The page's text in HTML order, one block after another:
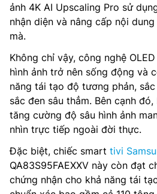
ảnh 4K AI Upscaling Pro sử
nhận diện và nâng cấp nội
mà.
Không chỉ vậy, công nghệ
hình ảnh trở nên sống động và
năng tái tạo độ tương phản,
sắc đen sâu thẳm. Bên cạnh
tăng cường độ sâu hình ảnh
nhìn trực tiếp ngoài đời thực.
Đặc biệt, chiếc smart tivi
QA83S95FAEXXV này còn đạt
chứng nhận cho khả năng tái